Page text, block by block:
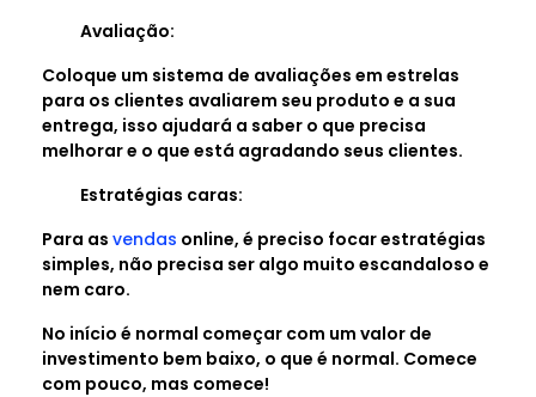
Avaliação:
Coloque um sistema de avaliações em estrelas
para os clientes avaliarem seu produto e a sua
entrega, isso ajudará a saber o que precisa
melhorar e o que está agradando seus clientes.
Estratégias caras:
Para as vendas online, é preciso focar estratégias
simples, não precisa ser algo muito escandaloso e
nem caro.
No início é normal começar com um valor de
investimento bem baixo, o que é normal. Comece
com pouco, mas comece!